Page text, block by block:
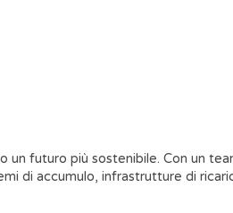
un futuro più sostenibile. Con un
di accumulo, infrastrutture di